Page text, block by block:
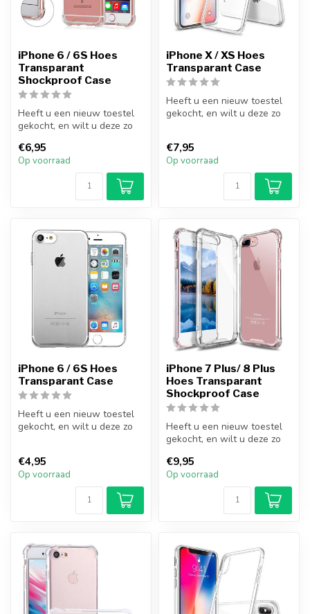
iPhone 6 / 6S Hoes
Transparant
Shockproof Case
Heeft u een nieuw toestel
gekocht, en wilt u deze zo
M...
€6,95
Op voorraad
iPhone X / XS Hoes
Transparant Case
Heeft u een nieuw toestel
gekocht, en wilt u deze zo
€7,95
Op voorraad
iPhone 6 / 6S Hoes
Transparant Case
Heeft u een nieuw toestel
gekocht, en wilt u deze zo
€4,95
Op voorraad
iPhone 7 Plus/ 8 Plus
Hoes Transparant
Shockproof Case
Heeft u een nieuw toestel
gekocht, en wilt u deze zo
M...
€9,95
Op voorraad